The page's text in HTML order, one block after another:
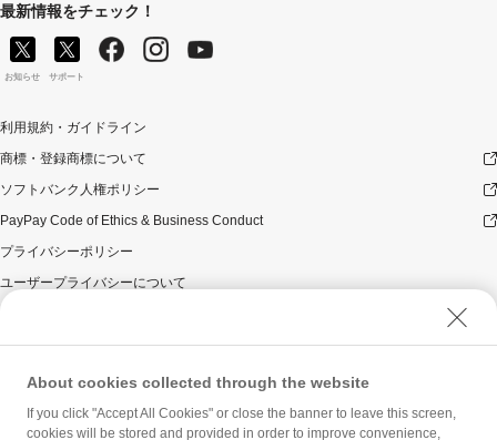
最新情報をチェック！
お知らせ サポート
利用規約・ガイドライン
商標・登録商標について
ソフトバンク人権ポリシー
PayPay Code of Ethics & Business Conduct
プライバシーポリシー
ユーザープライバシーについて
ウェブサイト利用規約
反社会的勢力に対する方針
勧誘方針
About cookies collected through the website
If you click "Accept All Cookies" or close the banner to leave this screen,
cookies will be stored and provided in order to improve convenience,